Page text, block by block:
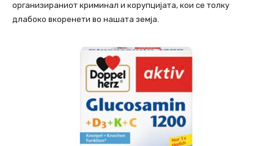
организираниот криминал и корупцијата, кои се толку
длабоко вкоренети во нашата земја.